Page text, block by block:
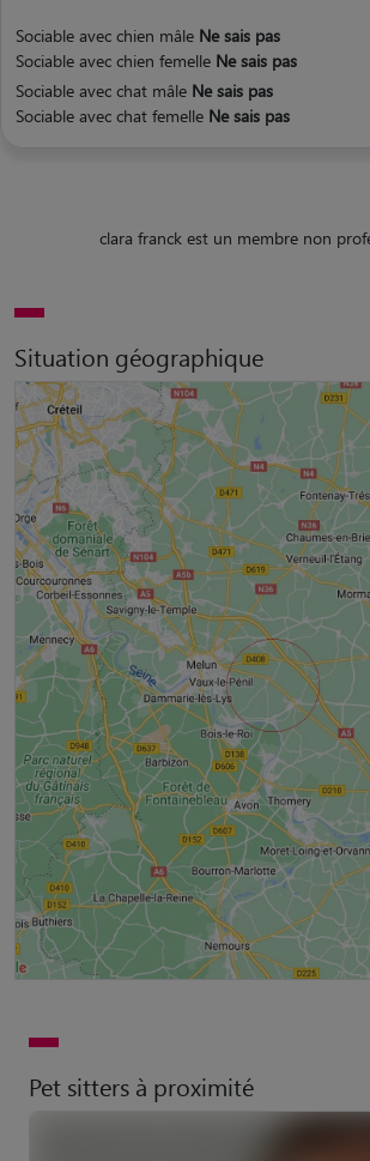
Sociable avec chien mâle Ne sais pas
Sociable avec chien femelle Ne sais pas
Sociable avec chat mâle Ne sais pas
Sociable avec chat femelle Ne sais pas
clara franck est un membre non
Situation géographique
Pet sitters à proximité